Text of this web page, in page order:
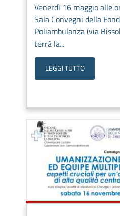
Venerdì 16 maggio alle
Sala Convegni della
Poliambulanza (via
terrà la...
LEGGI TUTTO